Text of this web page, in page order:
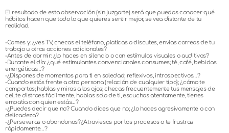
El resultado de esta observación (sin juzgarte) será que puedas conocer qué
hábitos hacen que todo lo que quieres sentir mejor, se vea distante de tu
realidad.
-Comes y: ¿ves TV, checas el teléfono, platicas o discutes, envías correos de tu
trabajo u otras acciones adicionales?
-Antes de dormir: ¿lo haces en silencio o con estímulos visuales o auditivos?
-Durante el día: ¿qué estimulantes convencionales consumes; té, café, bebidas
energéticas…?
-¿Dispones de momentos para ti en soledad; reflexivos, introspectivos…?
-Cuando estás frente a otra persona (relación de cualquier tipo); ¿cómo te
comportas; hablas y miras a los ojos; checas frecuentemente tus mensajes de
cel, te distraes fácilmente, hablas solo de ti, escuchas atentamente, tienes
empatía con quien estás…?
-¿Puedes decir que no? Cuando dices que no; ¿lo haces agresivamente o con
delicadeza?
-¿Perseveras o abandonas?¿Atraviesas por los procesos o te frustras
rápidamente…?